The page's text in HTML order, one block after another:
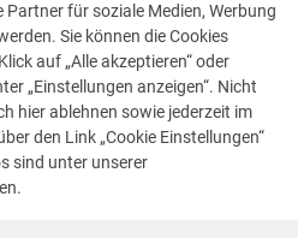
für soziale Medien, Werbung
Sie können die Cookies
auf „Alle akzeptieren“ oder
„Einstellungen anzeigen“. Nicht
hier ablehnen sowie jederzeit im
den Link „Cookie Einstellungen“
sind unter unserer